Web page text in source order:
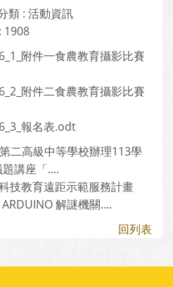
類 : 活動資訊
1908
附件一食農教育攝影比賽
附件二食農教育攝影比賽
報名表.odt
二高級中等學校辦理113學
講座「....
技教育遠距示範服務計畫
解謎機關....
回列表